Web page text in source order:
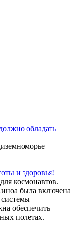
обладать
и здоровья!
космонавтов.
была включена
системы
обеспечить
полетах.